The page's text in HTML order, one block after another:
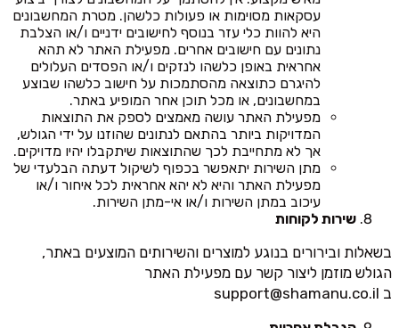
עסקאות מסוימות או פעולות כלשהן. מטרת המחשבונים
היא להוות כלי עזר בנוסף לחישובים ידניים ו/או הצלבת
נתונים עם חישובים אחרים. מפעילת האתר לא תהא
אחראית באופן כלשהו לנזקים ו/או הפסדים העלולים
להיגרם כתוצאה מהסתמכות על חישוב כלשהו שבוצע
במחשבונים, או מכל תוכן אחר המופיע באתר.
מפעילת האתר עושה מאמצים לספק את התוצאות
המדויקות ביותר בהתאם לנתונים שהוזנו על ידי הגולש,
אך לא מתחייבת לכך שהתוצאות שיתקבלו יהיו מדויקים.
מתן השירות יתאפשר בכפוף לשיקול דעתה הבלעדי של
מפעילת האתר והיא לא יהא אחראית לכל איחור ו/או
עיכוב במתן השירות ו/או אי-מתן השירות.
שירות לקוחות
בשאלות ובירורים בנוגע למוצרים והשירותים המוצעים באתר,
הגולש מוזמן ליצור קשר עם מפעילת האתר
ב support@shamanu.co.il